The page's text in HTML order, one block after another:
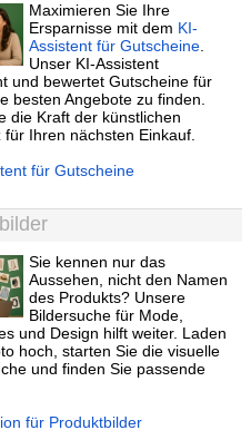
Maximieren Sie Ihre
Ersparnisse mit dem KI-
Assistent für Gutscheine
Unser KI-Assistent
und bewertet Gutscheine für
besten Angebote zu finden.
die Kraft der künstlichen
für Ihren nächsten Einkauf.
für Gutscheine
Sie kennen nur das
Aussehen, nicht den Namen
des Produkts? Unsere
Bildersuche für Mode,
und Design hilft weiter. Laden
hoch, starten Sie die visuelle
und finden Sie passende
für Produktbilder